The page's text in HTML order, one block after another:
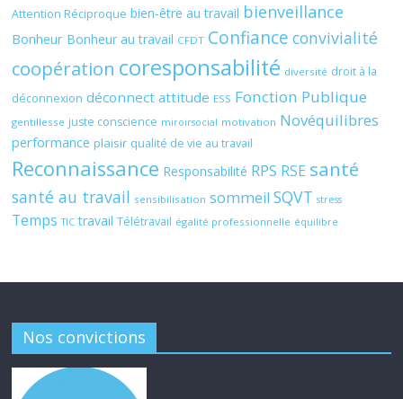
Attention Réciproque bien-être au travail bienveillance
Bonheur Bonheur au travail CFDT Confiance convivialité
coopération coresponsabilité diversité droit à la
déconnexion déconnect attitude ESS Fonction Publique
gentillesse juste conscience miroirsocial motivation Novéquilibres
performance plaisir qualité de vie au travail
Reconnaissance Responsabilité RPS RSE santé
santé au travail sensibilisation sommeil SQVT stress
Temps TIC travail Télétravail égalité professionnelle équilibre
Nos convictions